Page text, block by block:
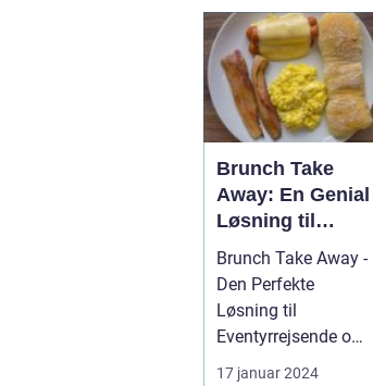
frokos...
Brunch Take
Away: En Genial
Løsning til
Eventyrrejsende
og Backpackere
Brunch Take Away -
Den Perfekte
Løsning til
Eventyrrejsende og
Backpackere
17 januar 2024